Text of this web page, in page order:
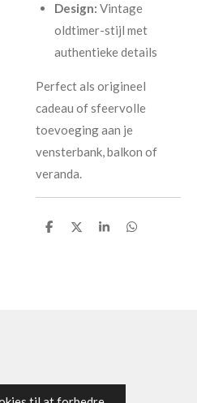
Design: Vintage
oldtimer-stijl met
authentieke details
Perfect als origineel
cadeau of sfeervolle
toevoeging aan je
vensterbank, balkon of
veranda.
D
D
D
D